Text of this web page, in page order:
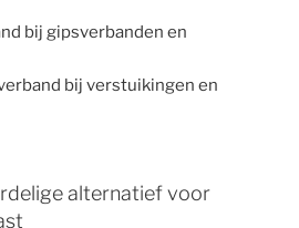
bij gipsverbanden en
bij verstuikingen en
alternatief voor